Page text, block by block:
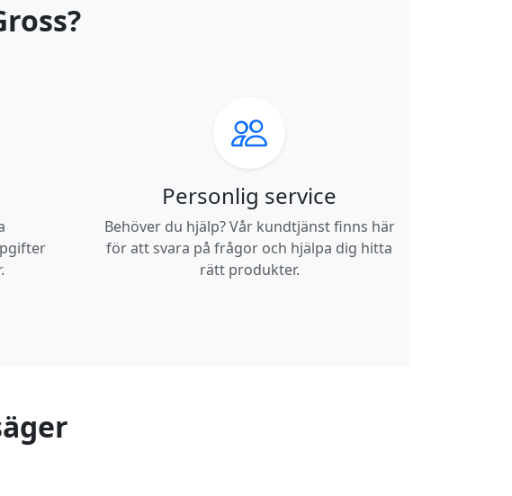
Personlig service
Behöver du hjälp? Vår kundtjänst finns här
för att svara på frågor och hjälpa dig hitta
rätt produkter.